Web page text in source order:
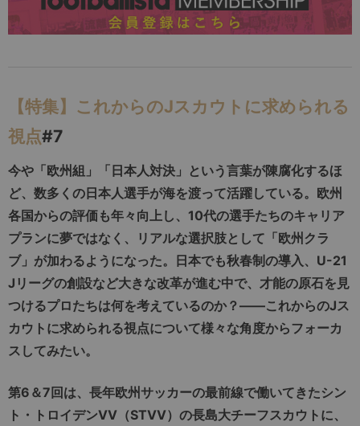
【特集】これからのJスカウトに求められる
視点#7
今や「欧州組」「日本人対決」という言葉が陳腐化するほ
ど、数多くの日本人選手が海を渡って活躍している。欧州
各国からの評価も年々向上し、10代の選手たちのキャリア
プランに夢ではなく、リアルな選択肢として「欧州クラ
ブ」が加わるようになった。日本でも秋春制の導入、U-21
Jリーグの創設など大きな改革が進む中で、才能の原石を見
つけるプロたちは何を考えているのか？――これからのJス
カウトに求められる視点について様々な角度からフォーカ
スしてみたい。
第6＆7回は、長年欧州サッカーの最前線で働いてきたシン
ト・トロイデンVV（STVV）の長島大チーフスカウトに、